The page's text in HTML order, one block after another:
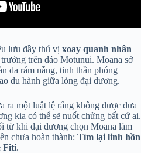
lưu đầy thú vị xoay quanh nhân
trên đảo Motunui. Moana sở
da rám nắng, tinh thần phóng
du hành giữa lòng đại dương.
ra một luật lệ rằng không được đưa
kia có thể sẽ nuốt chửng bất cứ ai.
từ khi đại dương chọn Moana làm
chưa hoàn thành: Tìm lại linh hồn
Fiti.